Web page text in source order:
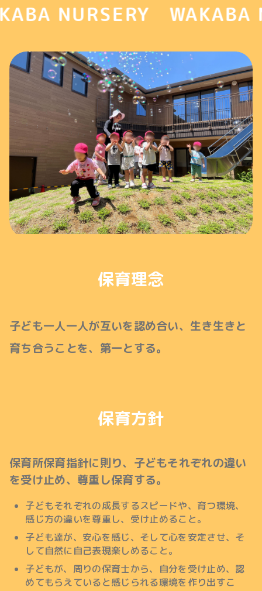
WAKABA
保育理念
子ども一人一人が互いを認め合い、生き生きと
育ち合うことを、第一とする。
保育方針
保育所保育指針に則り、子どもそれぞれの違い
を受け止め、尊重し保育する。
子どもそれぞれの成長するスピードや、育つ環境、
感じ方の違いを尊重し、受け止めること。
子ども達が、安心を感じ、そして心を安定させ、そ
して自然に自己表現楽しめること。
子どもが、周りの保育士から、自分を受け止め、認
めてもらえていると感じられる環境を作り出すこ